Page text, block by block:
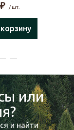
₽ / шт.
или
и найти